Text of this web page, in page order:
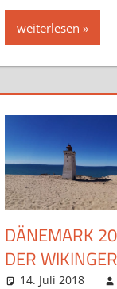
weiterlesen
DÄNEMARK
DER WIKINGER
14. Juli 2018